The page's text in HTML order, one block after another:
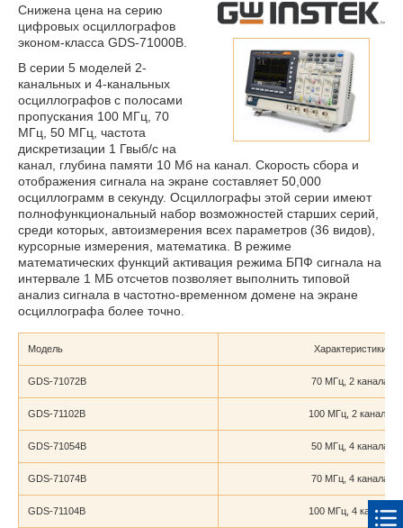
Снижена цена на серию
цифровых осциллографов
эконом-класса GDS-71000B.
В серии 5 моделей 2-
канальных и 4-канальных
осциллографов с полосами
пропускания 100 МГц, 70
МГц, 50 МГц, частота
дискретизации 1 Гвыб/с на
канал, глубина памяти 10 Мб на канал. Скорость сбора и
отображения сигнала на экране составляет 50,000
осциллограмм в секунду. Осциллографы этой серии имеют
полнофункциональный набор возможностей старших серий,
среди которых, автоизмерения всех параметров (36 видов),
курсорные измерения, математика. В режиме
математических функций активация режима БПФ сигнала на
интервале 1 МБ отсчетов позволяет выполнить типовой
анализ сигнала в частотно-временном домене на экране
осциллографа более точно.
Модель Характеристики
GDS-71072B 70 МГц, 2 канала
GDS-71102B 100 МГц, 2 канала
GDS-71054B 50 МГц, 4 канала
GDS-71074B 70 МГц, 4 канала
GDS-71104B 100 МГц, 4 канала